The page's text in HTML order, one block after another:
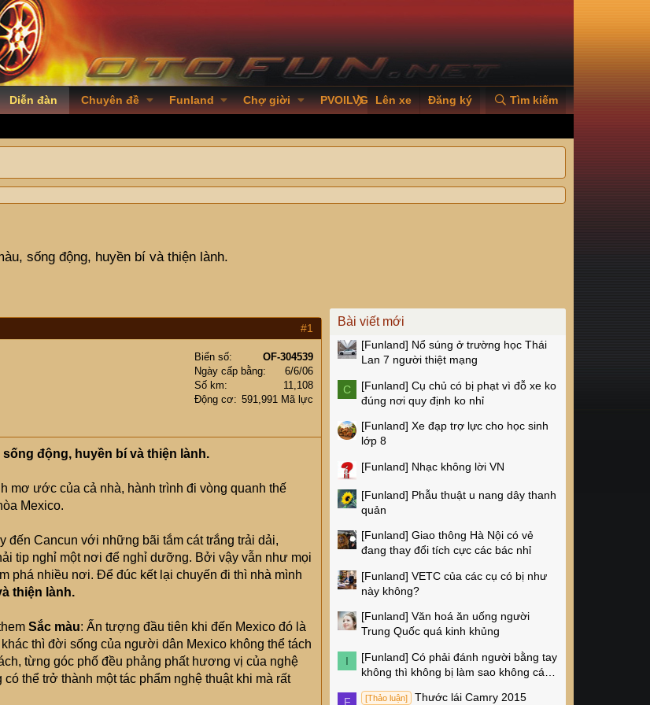
Diễn đàn Chuyên đề Funland Chợ giời PVOILVGC2026
Lên xe Đăng ký Tìm kiếm
sống động, huyền bí và thiện lành.
#1
Biển số
OF-304539
Ngày cấp bằng
6/6/06
Số km
11,108
Động cơ
591,991 Mã lực
sống động, huyền bí và thiện lành.
mơ ước của cả nhà, hành trình đi vòng quanh thế
Mexico.
Cancun với những bãi tắm cát trắng trải dải,
tip nghỉ một nơi để nghỉ dưỡng. Bởi vậy vẫn như mọi
phá nhiều nơi. Để đúc kết lại chuyến đi thì nhà mình
thiện lành.
Sắc màu: Ấn tượng đầu tiên khi đến Mexico đó là
thì đời sống của người dân Mexico không thể tách
từng góc phố đều phảng phất hương vị của nghệ
thể trở thành một tác phẩm nghệ thuật khi mà rất
Bài viết mới
[Funland] Nổ súng ở trường học Thái
Lan 7 người thiệt mạng
C [Funland] Cụ chủ có bị phạt vì đỗ xe ko
đúng nơi quy định ko nhỉ
[Funland] Xe đạp trợ lực cho học sinh
lớp 8
[Funland] Nhạc không lời VN
[Funland] Phẫu thuật u nang dây thanh
quản
[Funland] Giao thông Hà Nội có vẻ
đang thay đổi tích cực các bác nhỉ
[Funland] VETC của các cụ có bị như
này không?
[Funland] Văn hoá ăn uống người
Trung Quốc quá kinh khủng
I [Funland] Có phải đánh người bằng tay
không thì không bị làm sao không các
F
[Thảo luận] Thước lái Camry 2015